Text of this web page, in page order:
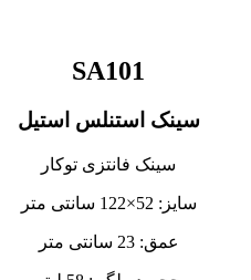
SA101
سینک استنلس استیل
سینک فانتزی توکار
سایز: 52×122 سانتی متر
عمق: 23 سانتی متر